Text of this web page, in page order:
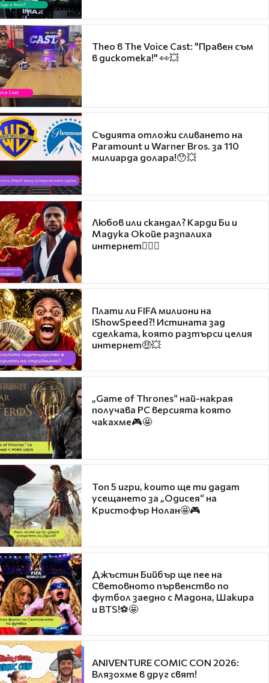
Theo в The Voice Cast: "Правен съм
в дискотека!" 👀💥
Съдията отложи сливането на
Paramount и Warner Bros. за 110
милиарда долара!😯💥
Любов или скандал? Карди Би и
Мадука Окойе разпалиха
интернет❤️‍🔥🔥
Плати ли FIFA милиони на
IShowSpeed?! Истината зад
сделката, която разтърси целия
интернет🤑💥
„Game of Thrones“ най-накрая
получава PC версията която
чакахме🎮🤩
Топ 5 игри, които ще ти дадат
усещането за „Одисея“ на
Кристофър Нолан🤩🎮
Джъстин Бийбър ще пее на
Световното първенство по
футбол заедно с Мадона, Шакира
и BTS!⚽🤩
ANIVENTURE COMIC CON 2026:
Влязохме в друг свят!